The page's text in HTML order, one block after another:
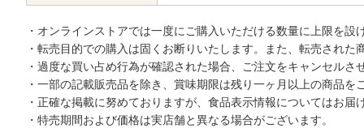
・オンラインストアでは一度にご購入いただける数量に上限を設
・転売目的での購入は固くお断りいたします。また、転売された
・過度な買い占め行為が確認された場合、ご注文をキャンセルさ
・一部の記載販売品を除き、賞味期限は残り一ヶ月以上の商品を
・正確な掲載に努めておりますが、食品表示情報についてはお届
・特売期間および価格は実店舗と異なる場合がございます。